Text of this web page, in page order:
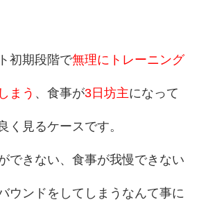
初期段階で無理にトレーニング
まう 、食事が3日坊主になって
く見るケースです。
できない、食事が我慢できない
ウンドをしてしまうなんて事に